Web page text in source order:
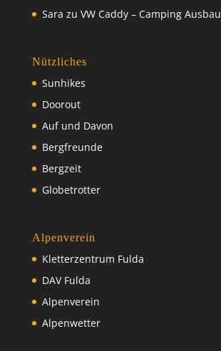
Sara zu VW Caddy – Camping Ausbau
Nützliches
Sunhikes
Doorout
Auf und Davon
Bergfreunde
Bergzeit
Globetrotter
Alpenverein
Kletterzentrum Fulda
DAV Fulda
Alpenverein
Alpenwetter